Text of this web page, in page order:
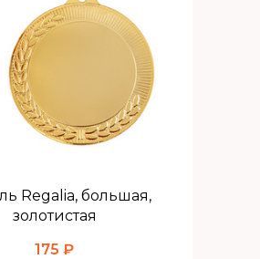
Regalia, большая,
золотистая
175 ₽